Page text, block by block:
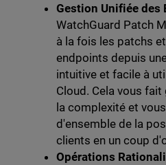
Gestion Unifiée
WatchGuard Patch
à la fois les patchs
endpoints depuis
intuitive et facile à
Cloud. Cela vous
la complexité et
d'ensemble de la
clients en un coup
Opérations